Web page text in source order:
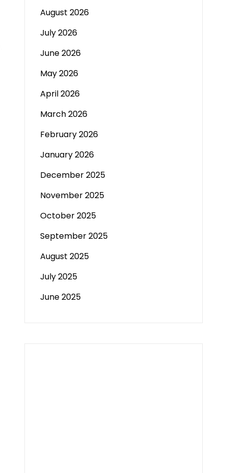
August 2026
July 2026
June 2026
May 2026
April 2026
March 2026
February 2026
January 2026
December 2025
November 2025
October 2025
September 2025
August 2025
July 2025
June 2025